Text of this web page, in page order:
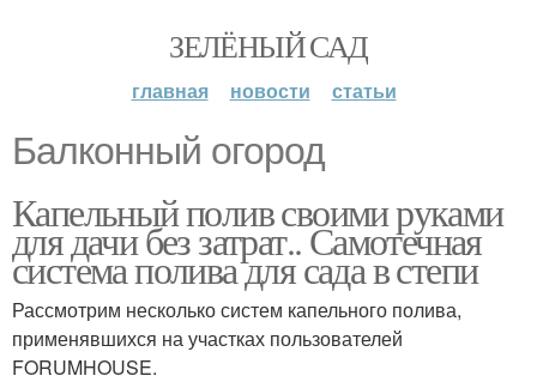
ЗЕЛЁНЫЙ САД
главная новости статьи
Балконный огород
Капельный полив своими руками
для дачи без затрат.. Самотечная
система полива для сада в степи
Рассмотрим несколько систем капельного полива,
применявшихся на участках пользователей
FORUMHOUSE.